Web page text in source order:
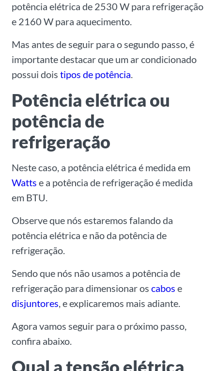
potência elétrica de 2530 W para refrigeração
e 2160 W para aquecimento.
Mas antes de seguir para o segundo passo, é
importante destacar que um ar condicionado
possui dois tipos de potência.
Potência elétrica ou
potência de
refrigeração
Neste caso, a potência elétrica é medida em
Watts e a potência de refrigeração é medida
em BTU.
Observe que nós estaremos falando da
potência elétrica e não da potência de
refrigeração.
Sendo que nós não usamos a potência de
refrigeração para dimensionar os cabos e
disjuntores, e explicaremos mais adiante.
Agora vamos seguir para o próximo passo,
confira abaixo.
Qual a tensão elétrica